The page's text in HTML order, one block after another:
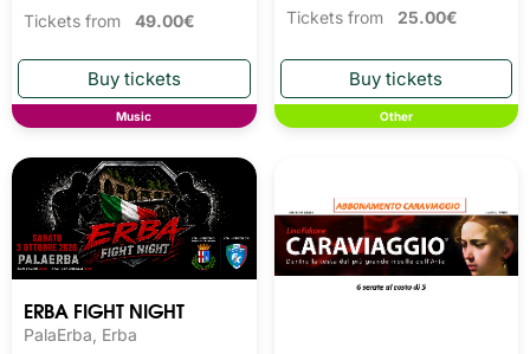
Tickets from 49.00€
Music
Tickets from 25.00€
Other
ERBA FIGHT NIGHT
PalaErba, Erba